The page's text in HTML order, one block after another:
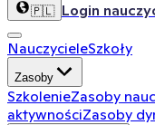
🇵🇱 Login
NauczycieleSzkoły
Zasoby
SzkolenieZasoby
aktywnościZasoby